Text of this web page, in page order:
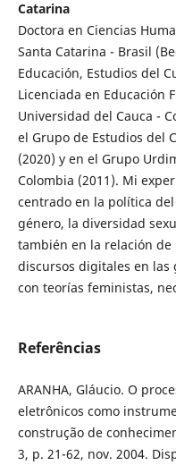
Catarina
Doctora en Ciencias
Santa Catarina - Brasil
Educación, Estudios del
Licenciada en Educación
Universidad del Cauca -
el Grupo de Estudios del
(2020) y en el Grupo
Colombia (2011). Mi
centrado en la política
género, la diversidad
también en la relación
discursos digitales en las
con teorías feministas,
Referências
ARANHA, Gláucio. O
eletrônicos como
construção de
3, p. 21-62, nov. 2004.